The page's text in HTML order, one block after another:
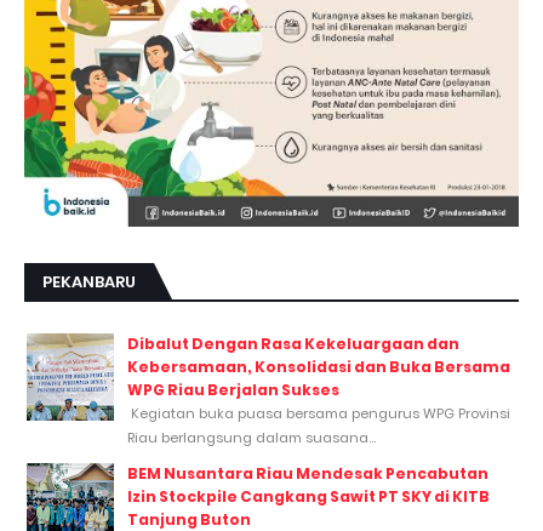
PEKANBARU
Dibalut Dengan Rasa Kekeluargaan dan
Kebersamaan, Konsolidasi dan Buka Bersama
WPG Riau Berjalan Sukses
Kegiatan buka puasa bersama pengurus WPG Provinsi
Riau berlangsung dalam suasana...
BEM Nusantara Riau Mendesak Pencabutan
Izin Stockpile Cangkang Sawit PT SKY di KITB
Tanjung Buton